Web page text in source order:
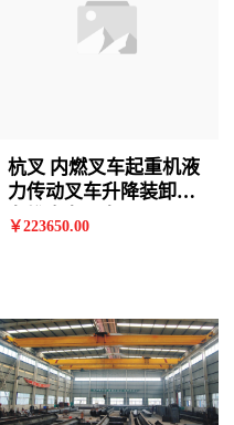
杭叉 内燃叉车起重机液
力传动叉车升降装卸铲
车堆高车叉车
￥223650.00